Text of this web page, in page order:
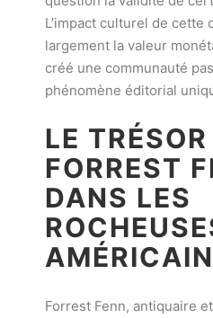
L’impact culturel de cette
largement la valeur
créé une communauté
phénomène éditorial
LE TRÉSOR
FORREST
DANS LES
Forrest Fenn, antiquaire